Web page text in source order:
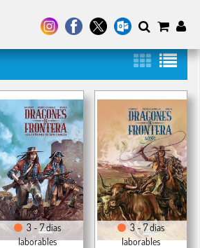
3 - 7 días
laborables
3 - 7 días
laborables